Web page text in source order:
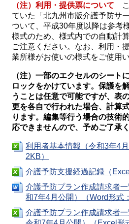
（注）利用・提供票について
ていた「北九州市版介護予防サ
ついて、平成30年度以降は参
様式のため、様式内での自動計
ご注意ください。なお、利用・
業所様がお使いの様式をご使用
（注）一部のエクセルのシート
ロックをかけています。保護を
うことは任意で可能ですが、表
更を各自で行われた場合、計算
ります。編集等行う場合の技術
応できませんので、予めご了承く
利用者基本情報（令和3年4
2KB）
介護予防支援経過記録（
介護予防プラン作成請求者
和7年4月公開）（Word形式
介護予防プラン作成請求者